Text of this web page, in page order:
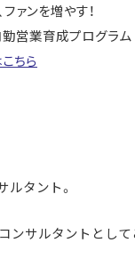
ァンを増やす！
勤営業育成プログラム
ちら
タント。
ンサルタントとし